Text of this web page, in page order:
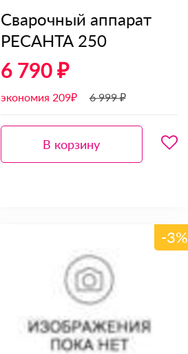
Сварочный аппарат
РЕСАНТА 250
6 790 ₽
экономия 209₽ 6 999 ₽
В корзину
-3%